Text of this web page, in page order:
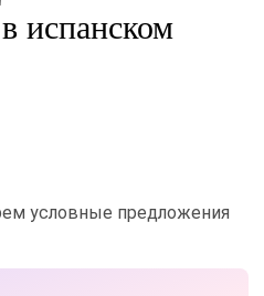
испанском
условные предложения